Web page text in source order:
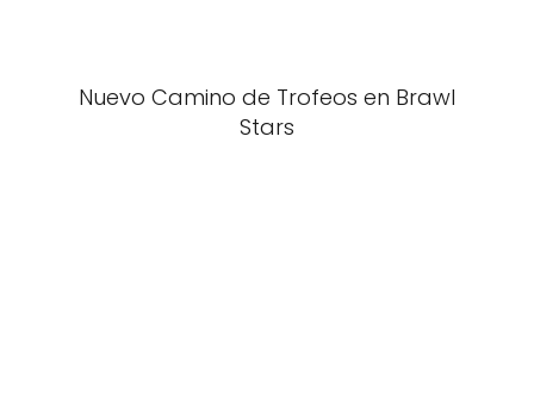
Nuevo Camino de Trofeos en Brawl
Stars